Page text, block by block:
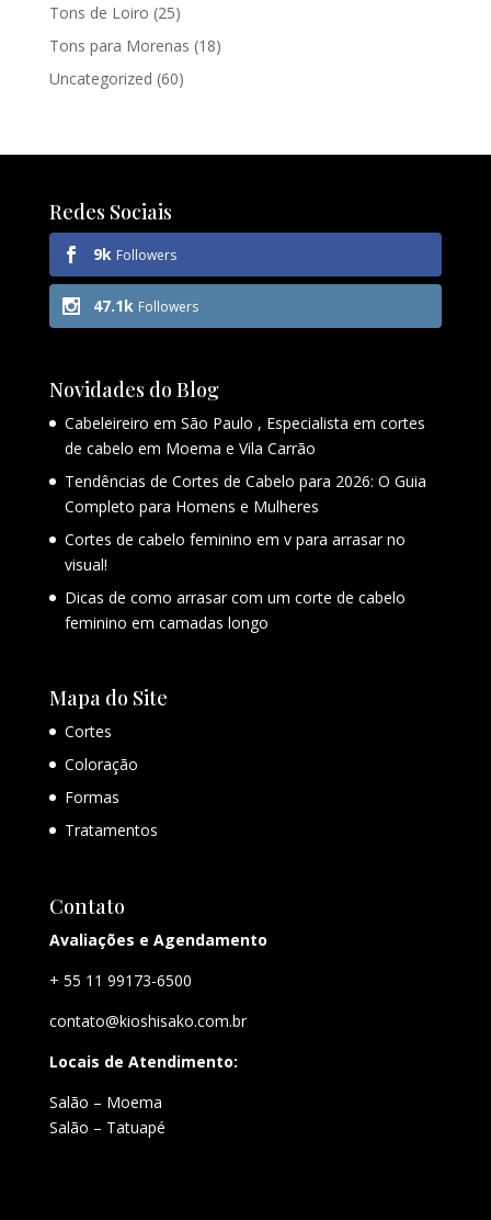
Tons de Loiro (25)
Tons para Morenas (18)
Uncategorized (60)
Redes Sociais
9k Followers
47.1k Followers
Novidades do Blog
Cabeleireiro em São Paulo , Especialista em cortes
de cabelo em Moema e Vila Carrão
Tendências de Cortes de Cabelo para 2026: O Guia
Completo para Homens e Mulheres
Cortes de cabelo feminino em v para arrasar no
visual!
Dicas de como arrasar com um corte de cabelo
feminino em camadas longo
Mapa do Site
Cortes
Coloração
Formas
Tratamentos
Contato
Avaliações e Agendamento
+ 55 11 99173-6500
contato@kioshisako.com.br
Locais de Atendimento:
Salão – Moema
Salão – Tatuapé